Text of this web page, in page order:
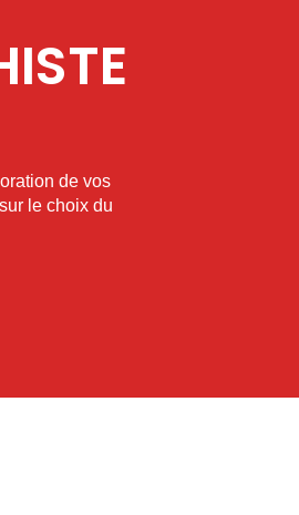
de vos
le choix du